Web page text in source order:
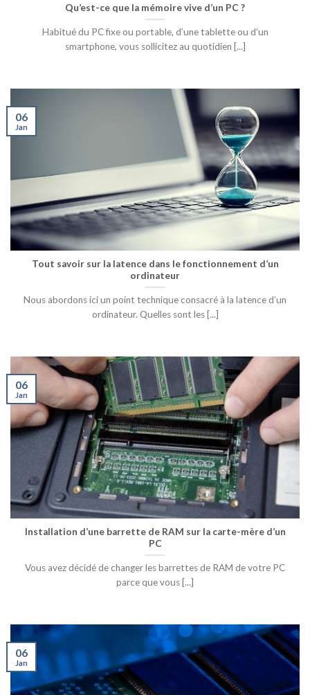
Qu’est-ce que la mémoire vive d’un PC ?
Habitué du PC fixe ou portable, d’une tablette ou d’un
smartphone, vous sollicitez au quotidien [...]
Tout savoir sur la latence dans le fonctionnement d’un
ordinateur
Nous abordons ici un point technique consacré à la latence d’un
ordinateur. Quelles sont les [...]
06
Jan
Installation d’une barrette de RAM sur la carte-mère d’un
PC
Vous avez décidé de changer les barrettes de RAM de votre PC
parce que vous [...]
06
Jan
06
Jan